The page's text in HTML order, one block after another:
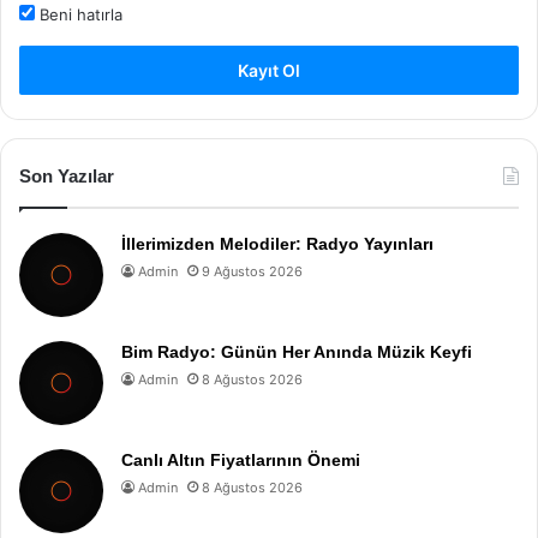
Beni hatırla
Kayıt Ol
Son Yazılar
İllerimizden Melodiler: Radyo Yayınları
Admin 9 Ağustos 2026
Bim Radyo: Günün Her Anında Müzik Keyfi
Admin 8 Ağustos 2026
Canlı Altın Fiyatlarının Önemi
Admin 8 Ağustos 2026